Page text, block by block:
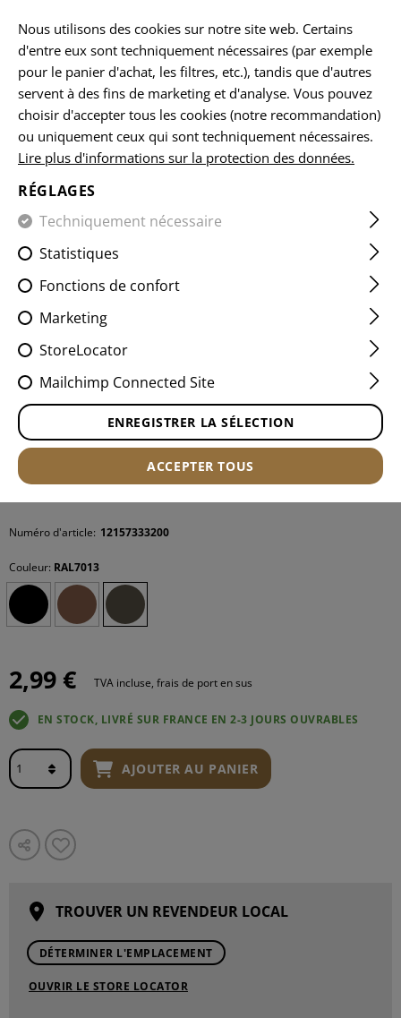
ACCUEIL EQUIPEMENTS LES ÉCUSSONS CLASSIQUES
CLAWGEAR PATCH MEDIUM
Numéro d'article: 12157333200
Couleur: RAL7013
2,99 € TVA incluse, frais de port en sus
EN STOCK, LIVRÉ SUR FRANCE EN 2-3 JOURS OUVRABLES
AJOUTER AU PANIER
TROUVER UN REVENDEUR LOCAL
DÉTERMINER L'EMPLACEMENT
OUVRIR LE STORE LOCATOR
Nous utilisons des cookies sur notre site web. Certains
d'entre eux sont techniquement nécessaires (par exemple
pour le panier d'achat, les filtres, etc.), tandis que d'autres
servent à des fins de marketing et d'analyse. Vous pouvez
choisir d'accepter tous les cookies (notre recommandation)
ou uniquement ceux qui sont techniquement nécessaires.
Lire plus d'informations sur la protection des données.
RÉGLAGES
Techniquement nécessaire
Statistiques
Fonctions de confort
Marketing
StoreLocator
Mailchimp Connected Site
ENREGISTRER LA SÉLECTION
ACCEPTER TOUS